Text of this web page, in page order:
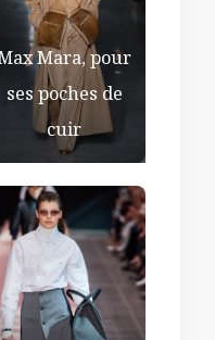
Mara, pour
ses poches de
cuir